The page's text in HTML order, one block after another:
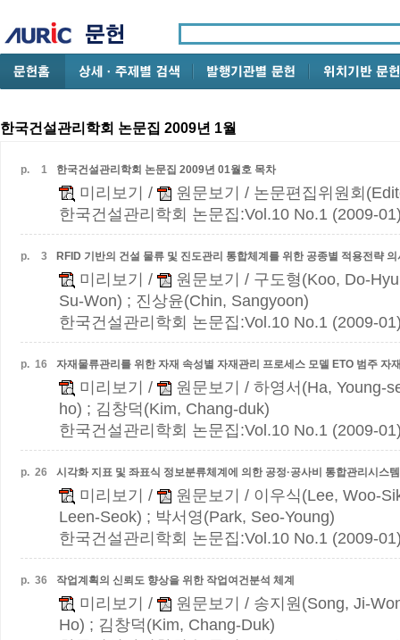
한국건설관리학회 논문집 2009년 1월
p. 1 한국건설관리학회 논문집 2009년 01월호 목차
미리보기 / 원문보기
/ 논문편집위원회
한국건설관리학회 논문집:Vol.10 No.1 (2009-
p. 3 RFID 기반의 건설 물류 및 진도관리 통합체계를 위한 공종별 적용전략
미리보기 / 원문보기
/ 구도형(Koo, Do-
Su-Won) ; 진상윤(Chin, Sangyoon)
한국건설관리학회 논문집:Vol.10 No.1 (2009-
p. 16 자재물류관리를 위한 자재 속성별 자재관리 프로세스 모델 ETO 범주 자
미리보기 / 원문보기
/ 하영서(Ha, Young-
ho) ; 김창덕(Kim, Chang-duk)
한국건설관리학회 논문집:Vol.10 No.1 (2009-
p. 26 시각화 지표 및 좌표식 정보분류체계에 의한 공정·공사비 통합관리시스
미리보기 / 원문보기
/ 이우식(Lee, Woo-
Leen-Seok) ; 박서영(Park, Seo-Young)
한국건설관리학회 논문집:Vol.10 No.1 (2009-
p. 36 작업계획의 신뢰도 향상을 위한 작업여건분석 체계
미리보기 / 원문보기
/ 송지원(Song, Ji-
Ho) ; 김창덕(Kim, Chang-Duk)